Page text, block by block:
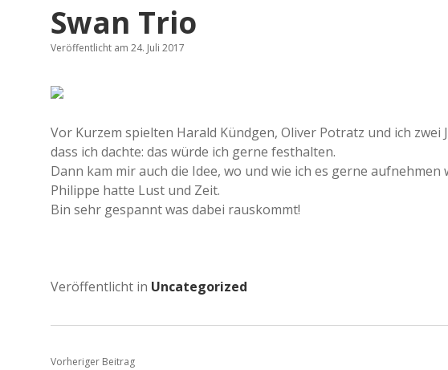
Swan Trio
Veröffentlicht am 24. Juli 2017
Vor Kurzem spielten Harald Kündgen, Oliver Potratz und ich
dass ich dachte: das würde ich gerne festhalten.
Dann kam mir auch die Idee, wo und wie ich es gerne
Philippe hatte Lust und Zeit.
Bin sehr gespannt was dabei rauskommt!
Veröffentlicht in Uncategorized
Vorheriger Beitrag